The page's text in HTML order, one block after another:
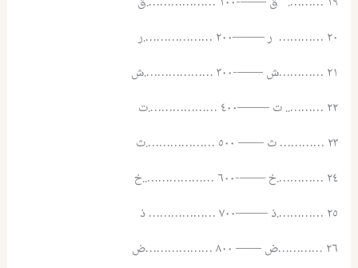
٢٠ ………… ر ——–٢٠٠ ……………….ر
٢١ …………ش ——-٣٠٠ ……………….ش
٢٢ ……….. ت ——–٤٠٠ ……………….ت
٢٣ ………… ث —— ٥٠٠ ……………….ث
٢٤ ………….خ ——-٦٠٠ ………………..خ
٢٥ ………….ذ ——–٧٠٠ ……………… ذ
٢٦ …………ض —— ٨٠٠ ………………ض